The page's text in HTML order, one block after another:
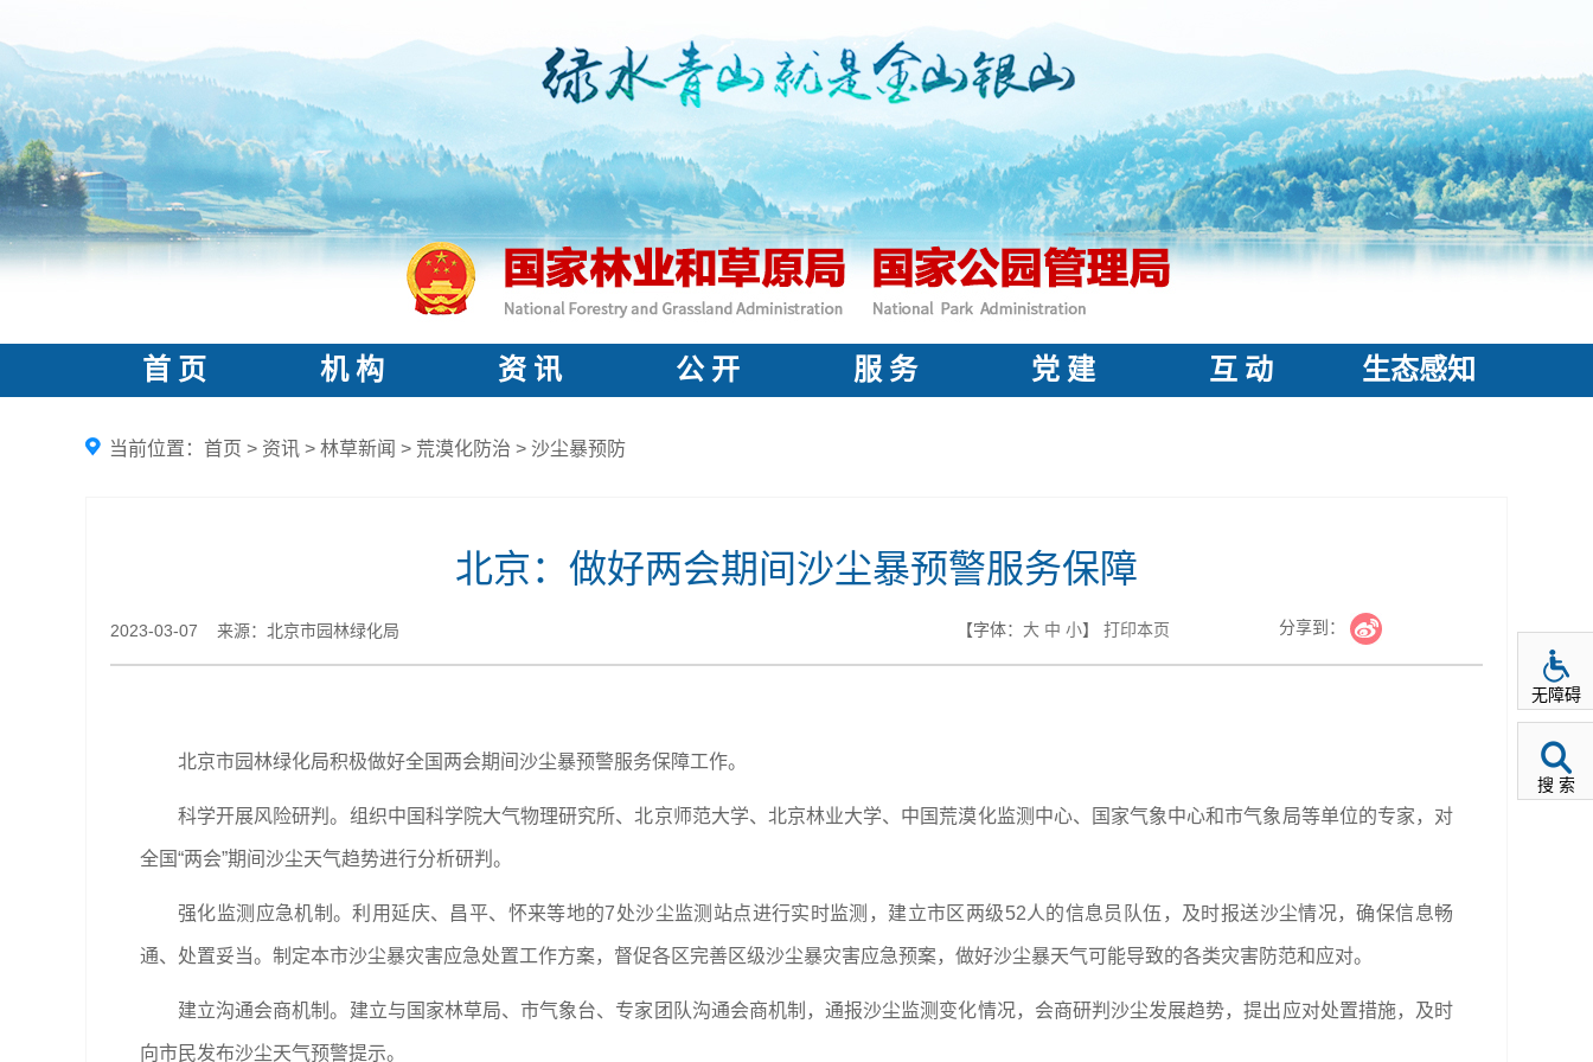
首 页 机 构 资 讯 公 开 服 务 党 建 互 动 生态感知
当前位置： 首页 > 资讯 > 林草新闻 > 荒漠化防治 > 沙尘暴预防
北京：做好两会期间沙尘暴预警服务保障
2023-03-07 来源：北京市园林绿化局 【字体： 大 中 小】 打印本页 分享到：
北京市园林绿化局积极做好全国两会期间沙尘暴预警服务保障工作。
科学开展风险研判。组织中国科学院大气物理研究所、北京师范大学、北京林业大学、中国荒漠化监测中心、国家气象中心和市气象局等单位的专家，对
全国“两会”期间沙尘天气趋势进行分析研判。
强化监测应急机制。利用延庆、昌平、怀来等地的7处沙尘监测站点进行实时监测，建立市区两级52人的信息员队伍，及时报送沙尘情况，确保信息畅
通、处置妥当。制定本市沙尘暴灾害应急处置工作方案，督促各区完善区级沙尘暴灾害应急预案，做好沙尘暴天气可能导致的各类灾害防范和应对。
建立沟通会商机制。建立与国家林草局、市气象台、专家团队沟通会商机制，通报沙尘监测变化情况，会商研判沙尘发展趋势，提出应对处置措施，及时
向市民发布沙尘天气预警提示。
无障碍
搜 索